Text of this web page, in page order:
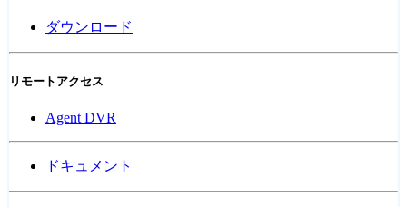
ダウンロード
リモートアクセス
Agent DVR
ドキュメント